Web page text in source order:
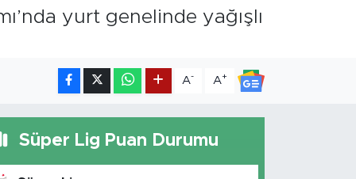
yurt genelinde yağışlı
A- A+
Süper Lig Puan Durumu